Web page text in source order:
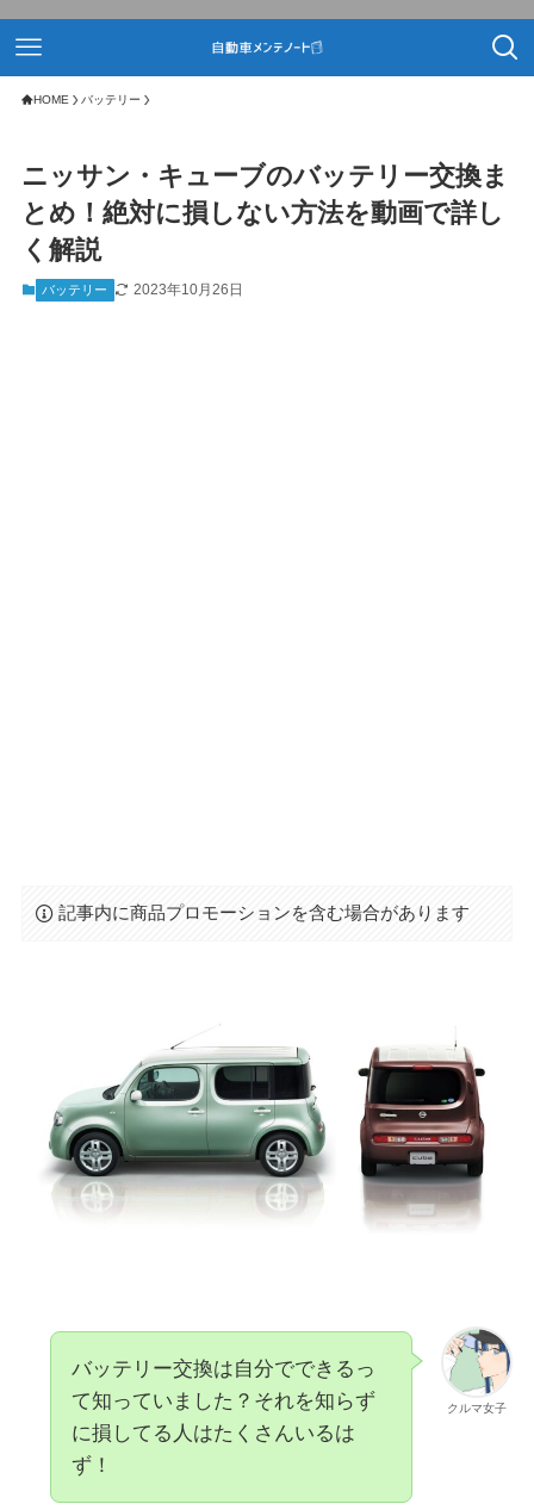
HOME バッテリー
ニッサン・キューブのバッテリー交換ま
とめ！絶対に損しない方法を動画で詳し
く解説
バッテリー 2023年10月26日
記事内に商品プロモーションを含む場合があります
クルマ女子
バッテリー交換は自分でできるっ
て知っていました？それを知らず
に損してる人はたくさんいるは
ず！